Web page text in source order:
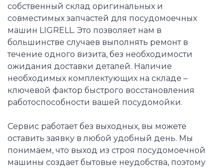
собственный склад оригинальных и
совместимых запчастей для посудомоечных
машин LIGRELL. Это позволяет нам в
большинстве случаев выполнять ремонт в
течение одного визита, без необходимости
ожидания доставки деталей. Наличие
необходимых комплектующих на складе –
ключевой фактор быстрого восстановления
работоспособности вашей посудомойки.
Сервис работает без выходных, вы можете
оставить заявку в любой удобный день. Мы
понимаем, что выход из строя посудомоечной
машины создает бытовые неудобства, поэтому